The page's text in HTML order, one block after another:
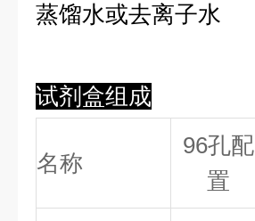
蒸馏水或去离子水
试剂盒组成
名称
96孔配
置